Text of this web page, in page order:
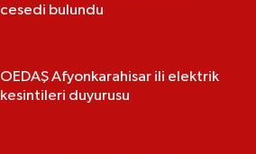
cesedi bulundu
OEDAŞ Afyonkarahisar ili elektrik
kesintileri duyurusu